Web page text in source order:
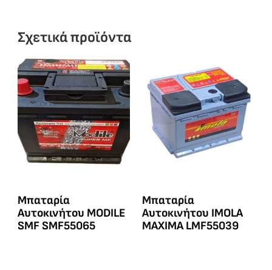
Σχετικά προϊόντα
Μπαταρία
Αυτοκινήτου MODILE
SMF SMF55065
Μπαταρία
Αυτοκινήτου IMOLA
MAXIMA LMF55039